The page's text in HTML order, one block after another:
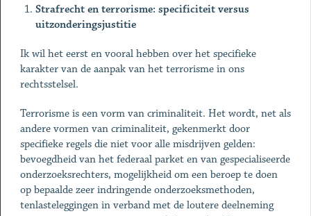
Strafrecht en terrorisme: specificiteit versus
uitzonderingsjustitie
Ik wil het eerst en vooral hebben over het specifieke
karakter van de aanpak van het terrorisme in ons
rechtsstelsel.
Terrorisme is een vorm van criminaliteit. Het wordt, net als
andere vormen van criminaliteit, gekenmerkt door
specifieke regels die niet voor alle misdrijven gelden:
bevoegdheid van het federaal parket en van gespecialiseerde
onderzoeksrechters, mogelijkheid om een beroep te doen
op bepaalde zeer indringende onderzoeksmethoden,
tenlasteleggingen in verband met de loutere deelneming